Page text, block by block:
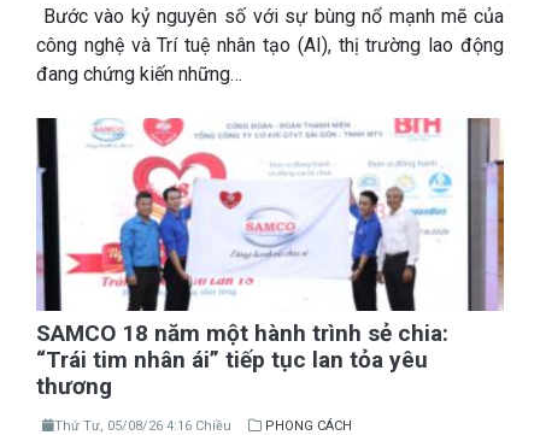
Bước vào kỷ nguyên số với sự bùng nổ mạnh mẽ của
công nghệ và Trí tuệ nhân tạo (AI), thị trường lao động
đang chứng kiến những…
SAMCO 18 năm một hành trình sẻ chia:
“Trái tim nhân ái” tiếp tục lan tỏa yêu
thương
Thứ Tư, 05/08/26 4:16 Chiều PHONG CÁCH